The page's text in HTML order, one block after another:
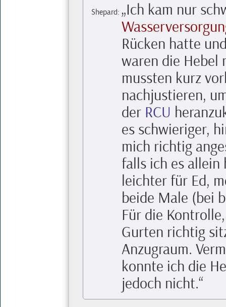
Shepard:
Ich kam nur
Rücken hatte
waren die Hebel
mussten kurz
nachjustieren,
der RCU
es schwieriger,
mich richtig
falls ich es allein
leichter für Ed,
beide Male (bei
Für die
Gurten richtig
Anzugraum.
konnte ich die
jedoch nicht.